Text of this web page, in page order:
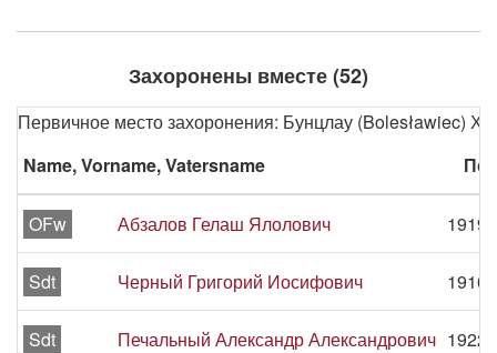
Захоронены вместе (52)
Первичное место захоронения: Бунцлау (Bolesławiec)
Name, Vorname, Vatersname
OFw Абзалов Гелаш Ялолович 1919
Sdt Черный Григорий Иосифович 1910
Sdt Печальный Александр Александрович 1922